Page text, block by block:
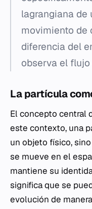
lagrangiana de
movimiento de
diferencia del
observa el
La partícula
El concepto central
este contexto, una
un objeto físico,
se mueve en el
mantiene su
significa que se
evolución de